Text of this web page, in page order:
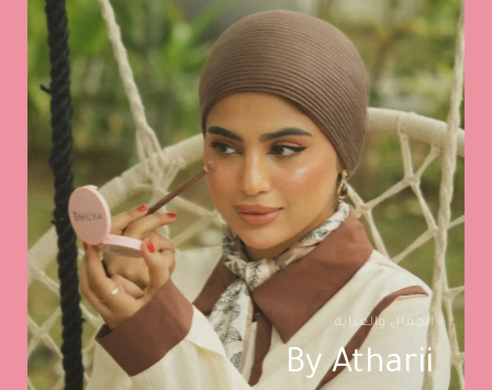
الجمال والعناية
By Atharii